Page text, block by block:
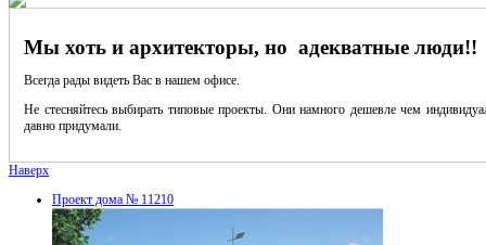
Мы хоть и архитекторы, но адекватные люди!!
Всегда рады видеть Вас в нашем офисе.
Не стесняйтесь выбирать типовые проекты. Они намного дешевле чем
давно придумали.
Наверх
Проект дома № 11210